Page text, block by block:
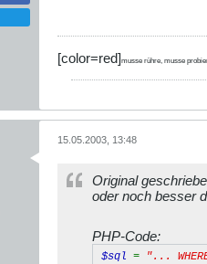
[color=red]musse rühre, musse
15.05.2003, 13:48
Original
oder noch besser
PHP-Code:
$sql = "...